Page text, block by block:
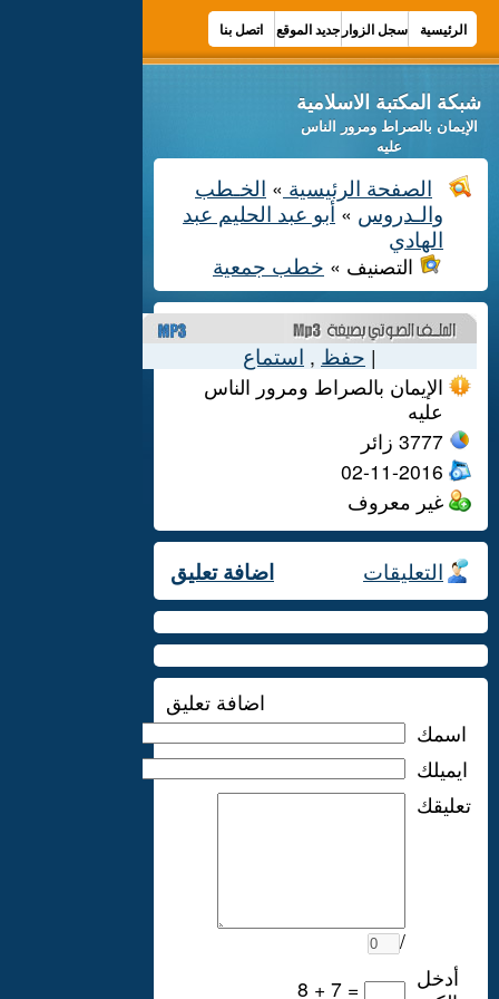
الرئيسية سجل الزوار جديد الموقع اتصل بنا
شبكة المكتبة الاسلامية
الإيمان بالصراط ومرور الناس
عليه
الصفحة الرئيسية » الخـطب
والـدروس » أبو عبد الحليم عبد
الهادي
التصنيف » خطب جمعية
| حفظ , استماع
الإيمان بالصراط ومرور الناس
عليه
3777 زائر
02-11-2016
غير معروف
التعليقات اضافة تعليق
اضافة تعليق
اسمك
ايميلك
/
تعليقك
8 + 7 =
أدخل